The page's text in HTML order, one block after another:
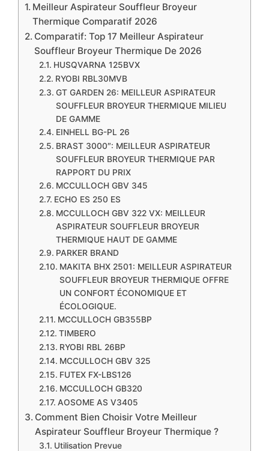
Meilleur Aspirateur Souffleur Broyeur
Thermique Comparatif 2026
Comparatif: Top 17 Meilleur Aspirateur
Souffleur Broyeur Thermique De 2026
HUSQVARNA 125BVX
RYOBI RBL30MVB
GT GARDEN 26: MEILLEUR ASPIRATEUR
SOUFFLEUR BROYEUR THERMIQUE MILIEU
DE GAMME
EINHELL BG-PL 26
BRAST 3000″: MEILLEUR ASPIRATEUR
SOUFFLEUR BROYEUR THERMIQUE PAR
RAPPORT DU PRIX
MCCULLOCH GBV 345
ECHO ES 250 ES
MCCULLOCH GBV 322 VX: MEILLEUR
ASPIRATEUR SOUFFLEUR BROYEUR
THERMIQUE HAUT DE GAMME
PARKER BRAND
MAKITA BHX 2501: MEILLEUR ASPIRATEUR
SOUFFLEUR BROYEUR THERMIQUE OFFRE
UN CONFORT ÉCONOMIQUE ET
ÉCOLOGIQUE.
MCCULLOCH GB355BP
TIMBERO
RYOBI RBL 26BP
MCCULLOCH GBV 325
FUTEX FX-LBS126
MCCULLOCH GB320
AOSOME AS V3405
Comment Bien Choisir Votre Meilleur
Aspirateur Souffleur Broyeur Thermique ?
Utilisation Prevue